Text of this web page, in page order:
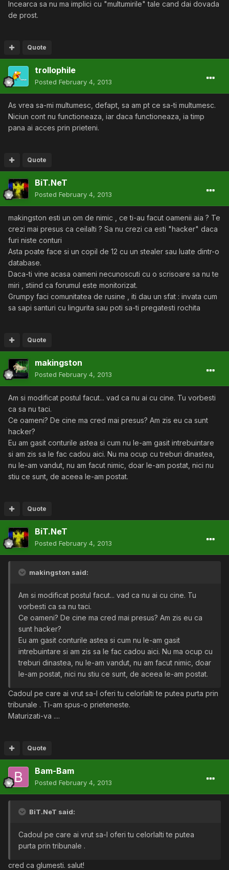
Incearca sa nu ma implici cu "multumirile" tale cand dai dovada
de prost.
Quote
trollophile
Posted February 4, 2013
As vrea sa-mi multumesc, defapt, sa am pt ce sa-ti multumesc.
Niciun cont nu functioneaza, iar daca functioneaza, ia timp
pana ai acces prin prieteni.
Quote
BiT.NeT
Posted February 4, 2013
makingston esti un om de nimic , ce ti-au facut oamenii aia ? Te
crezi mai presus ca ceilalti ? Sa nu crezi ca esti "hacker" daca
furi niste conturi
Asta poate face si un copil de 12 cu un stealer sau luate dintr-o
database.
Daca-ti vine acasa oameni necunoscuti cu o scrisoare sa nu te
miri , stiind ca forumul este monitorizat.
Grumpy faci comunitatea de rusine , iti dau un sfat : invata cum
sa sapi santuri cu lingurita sau poti sa-ti pregatesti rochita
Quote
makingston
Posted February 4, 2013
Am si modificat postul facut... vad ca nu ai cu cine. Tu vorbesti
ca sa nu taci.
Ce oameni? De cine ma cred mai presus? Am zis eu ca sunt
hacker?
Eu am gasit conturile astea si cum nu le-am gasit intrebuintare
si am zis sa le fac cadou aici. Nu ma ocup cu treburi dinastea,
nu le-am vandut, nu am facut nimic, doar le-am postat, nici nu
stiu ce sunt, de aceea le-am postat.
Quote
BiT.NeT
Posted February 4, 2013
makingston said:
Am si modificat postul facut... vad ca nu ai cu cine. Tu
vorbesti ca sa nu taci.
Ce oameni? De cine ma cred mai presus? Am zis eu ca
sunt hacker?
Eu am gasit conturile astea si cum nu le-am gasit
intrebuintare si am zis sa le fac cadou aici. Nu ma ocup cu
treburi dinastea, nu le-am vandut, nu am facut nimic, doar
le-am postat, nici nu stiu ce sunt, de aceea le-am postat.
Cadoul pe care ai vrut sa-l oferi tu celorlalti te putea purta prin
tribunale . Ti-am spus-o prieteneste.
Maturizati-va ....
Quote
Bam-Bam
Posted February 4, 2013
BiT.NeT said:
Cadoul pe care ai vrut sa-l oferi tu celorlalti te putea
purta prin tribunale .
cred ca glumesti. salut!